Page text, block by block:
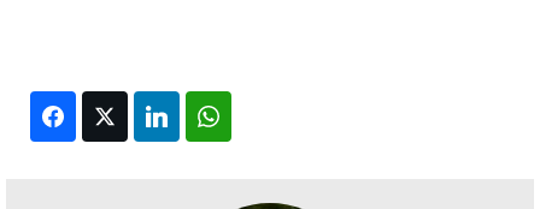
FacebookTwitter LinkedIn